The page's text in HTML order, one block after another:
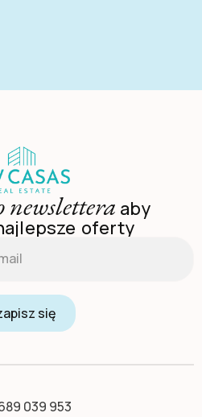
newslettera aby
oferty
się
039 953